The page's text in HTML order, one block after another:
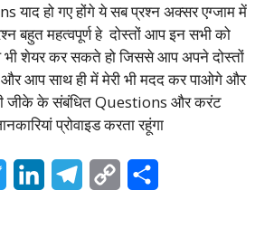
याद हो गए होंगे ये सब प्रश्न अक्सर एग्जाम में
बहुत महत्वपूर्ण हे दोस्तों आप इन सभी को
भी शेयर कर सकते हो जिससे आप अपने दोस्तों
आप साथ ही में मेरी भी मदद कर पाओगे और
जीके के संबंधित Questions और करंट
प्रोवाइड करता रहूंगा